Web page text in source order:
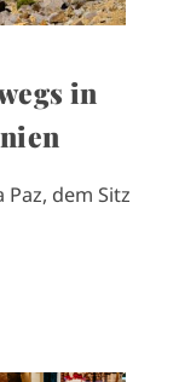
in
dem Sitz